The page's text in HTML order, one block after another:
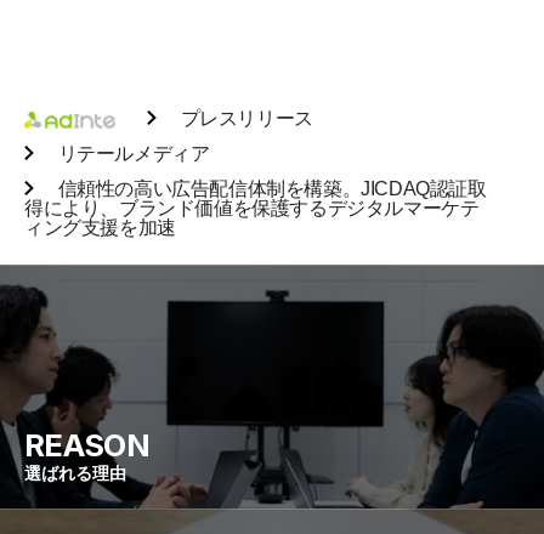
プレスリリース
リテールメディア
信頼性の高い広告配信体制を構築。JICDAQ認証取
得により、ブランド価値を保護するデジタルマーケテ
ィング支援を加速
選ばれる理由
REASON